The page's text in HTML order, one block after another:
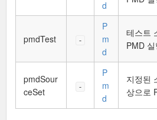
d
pmdTest -
P
m
d
테스트
PMD 실
pmdSour
ceSet
-
P
m
d
지정된
상으로